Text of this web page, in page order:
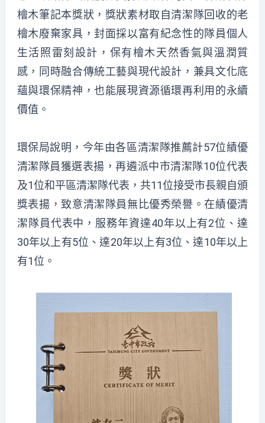
檜木筆記本獎狀，獎狀素材取自清潔隊回收的老
檜木廢棄家具，封面採以富有紀念性的隊員個人
生活照雷刻設計，保有檜木天然香氣與溫潤質
感，同時融合傳統工藝與現代設計，兼具文化底
蘊與環保精神，也能展現資源循環再利用的永續
價值。
環保局說明，今年由各區清潔隊推薦計57位績優
清潔隊員獲選表揚，再遴派中市清潔隊10位代表
及1位和平區清潔隊代表，共11位接受市長親自頒
獎表揚，致意清潔隊員無比優秀榮譽。在績優清
潔隊員代表中，服務年資達40年以上有2位、達
30年以上有5位、達20年以上有3位、達10年以上
有1位。